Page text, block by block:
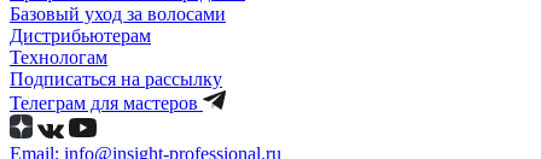
Базовый уход за волосами
Дистрибьютерам
Технологам
Подписаться на рассылку
Телеграм для мастеров
Email: info@insight-professional.ru